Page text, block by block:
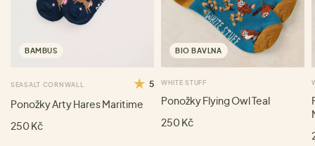
BAMBUS
SEASALT CORNWALL 5
Ponožky Arty Hares Maritime
250 Kč
BIO BAVLNA
WHITE STUFF
Ponožky Flying Owl Teal
250 Kč